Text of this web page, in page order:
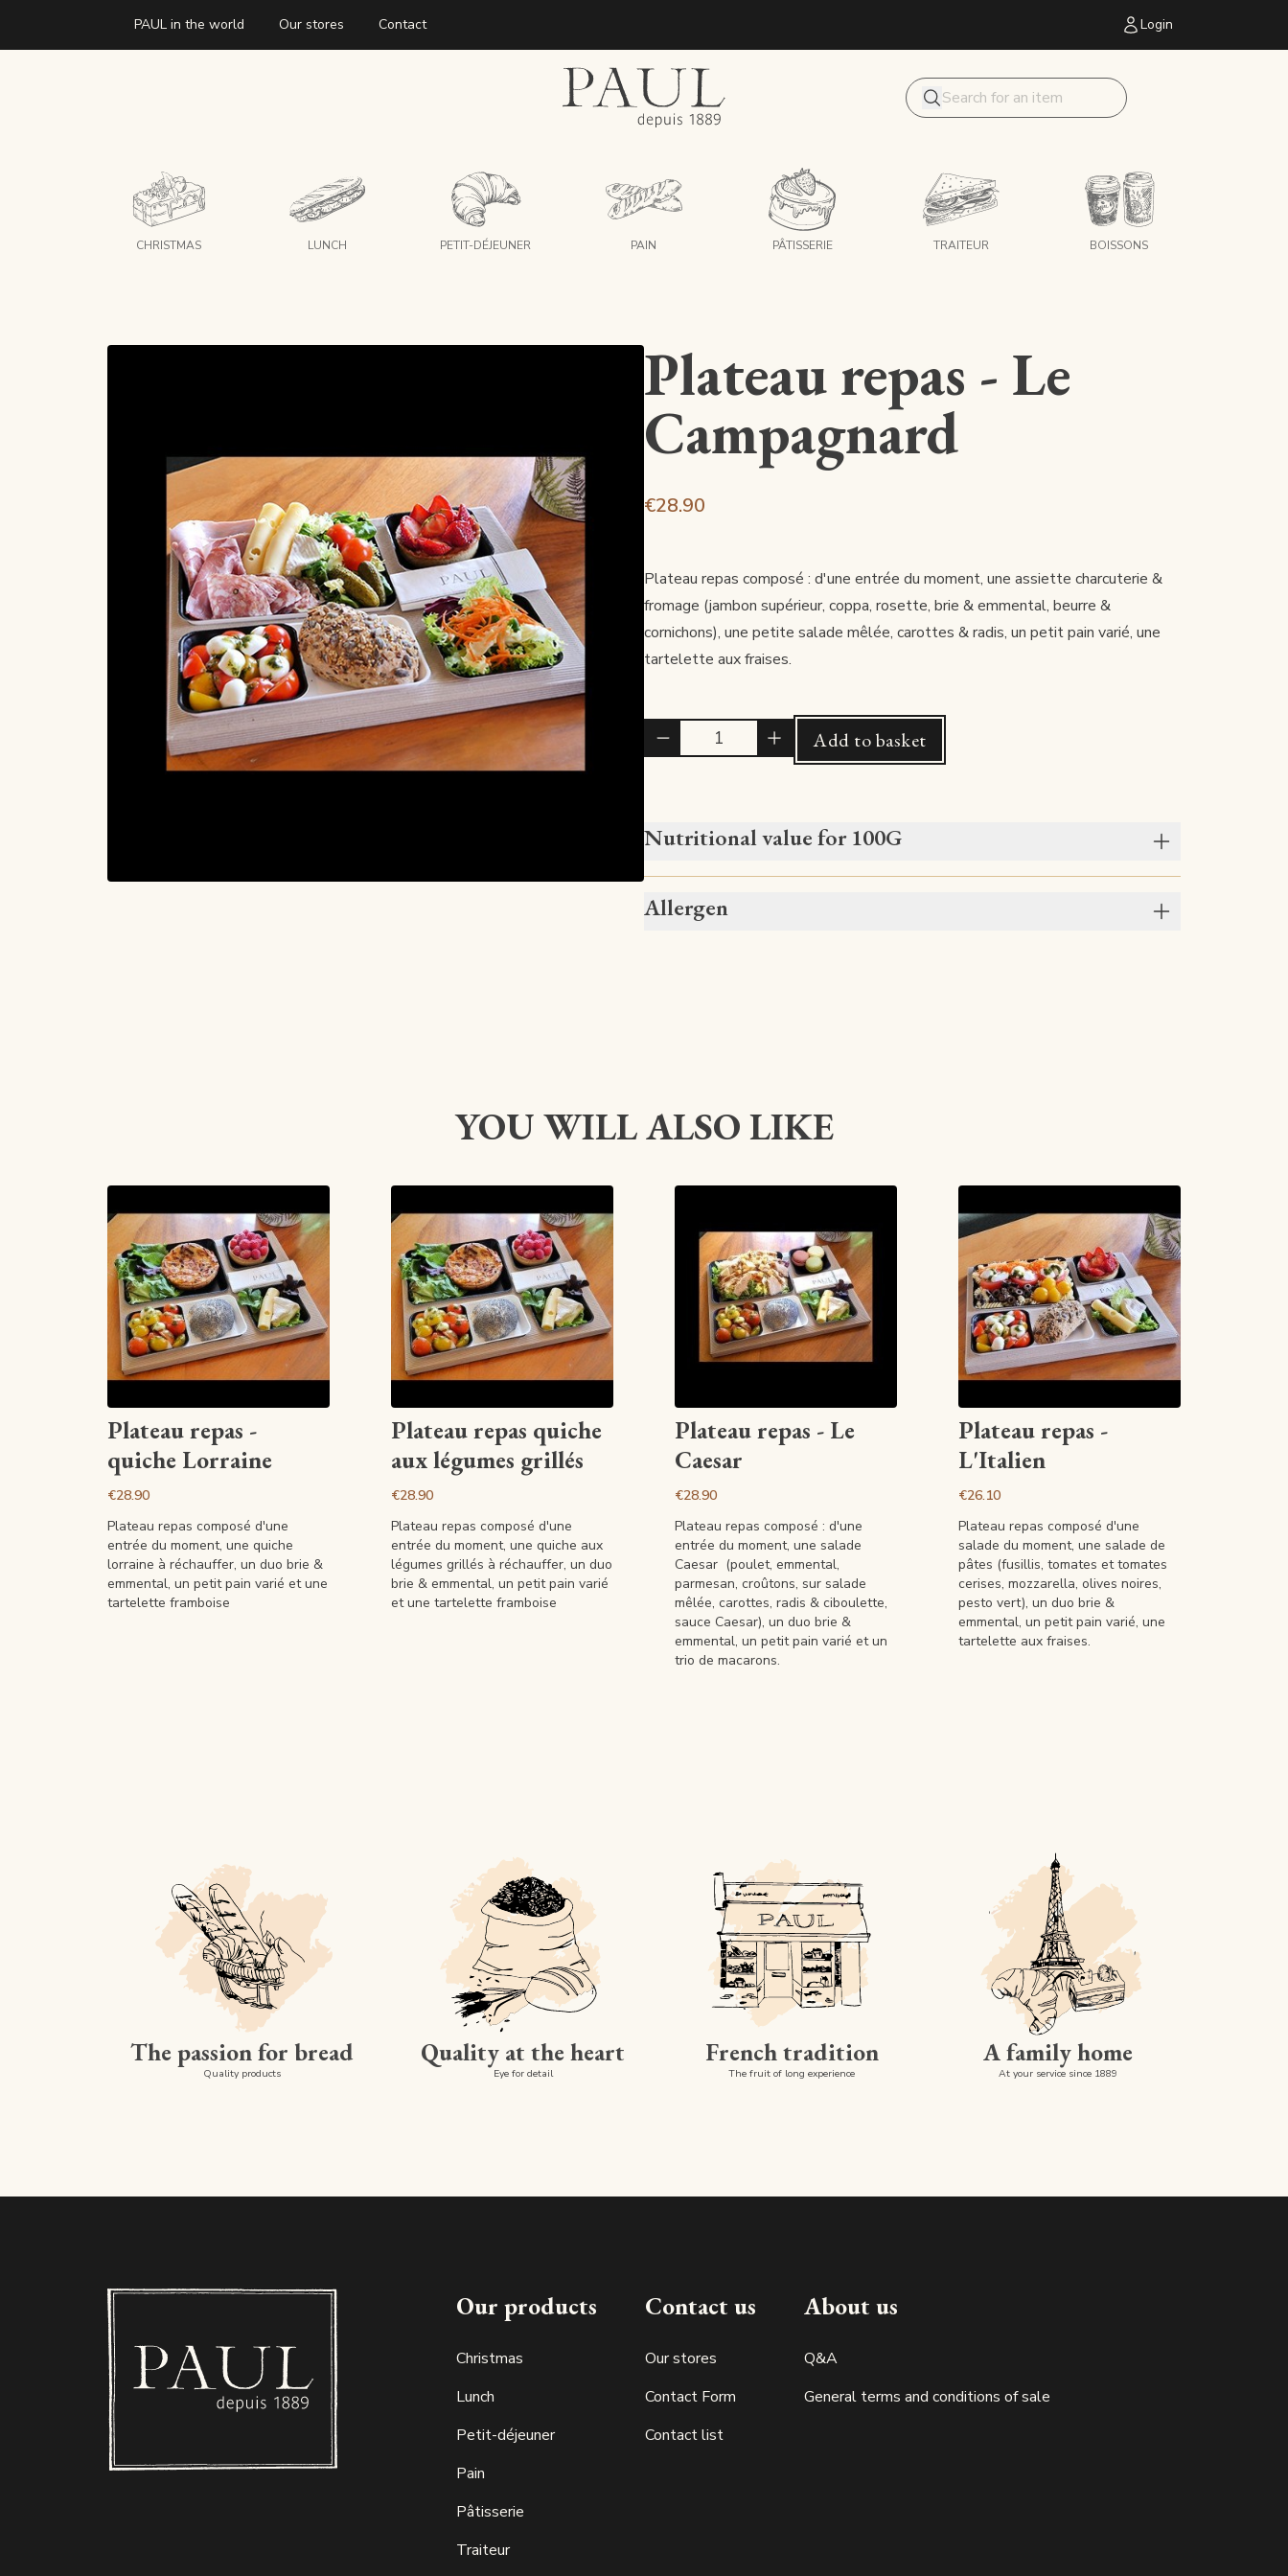
PAUL in the world Our stores Contact Login
Search
CHRISTMAS LUNCH PETIT-DÉJEUNER PAIN PÂTISSERIE TRAITEUR BOISSONS
Plateau repas - Le
Campagnard
€28.90
Plateau repas composé : d'une entrée du moment, une assiette charcuterie &
fromage (jambon supérieur, coppa, rosette, brie & emmental, beurre &
cornichons), une petite salade mêlée, carottes & radis, un petit pain varié, une
tartelette aux fraises.
Add to basket
Nutritional value for 100G
Allergen
YOU WILL ALSO LIKE
Plateau repas -
quiche Lorraine
€28.90
Plateau repas composé d'une
entrée du moment, une quiche
lorraine à réchauffer, un duo brie &
emmental, un petit pain varié et une
tartelette framboise
Plateau repas quiche
aux légumes grillés
€28.90
Plateau repas composé d'une
entrée du moment, une quiche aux
légumes grillés à réchauffer, un duo
brie & emmental, un petit pain varié
et une tartelette framboise
Plateau repas - Le
Caesar
€28.90
Plateau repas composé : d'une
entrée du moment, une salade
Caesar (poulet, emmental,
parmesan, croûtons, sur salade
mêlée, carottes, radis & ciboulette,
sauce Caesar), un duo brie &
emmental, un petit pain varié et un
trio de macarons.
Plateau repas -
L'Italien
€26.10
Plateau repas composé d'une
salade du moment, une salade de
pâtes (fusillis, tomates et tomates
cerises, mozzarella, olives noires,
pesto vert), un duo brie &
emmental, un petit pain varié, une
tartelette aux fraises.
The passion for bread
Quality products
Quality at the heart
Eye for detail
French tradition
The fruit of long experience
A family home
At your service since 1889
Boulangerie PAUL - Luxembourg Our products
Christmas
Lunch
Petit-déjeuner
Pain
Pâtisserie
Traiteur
Contact us
Our stores
Contact Form
Contact list
About us
Q&A
General terms and conditions of sale